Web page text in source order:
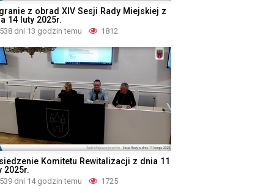
z obrad XIV Sesji Rady Miejskiej z
14 luty 2025r.
538 dni 13 godzin temu 1812
Komitetu Rewitalizacji z dnia 11
2025r.
539 dni 14 godzin temu 1725